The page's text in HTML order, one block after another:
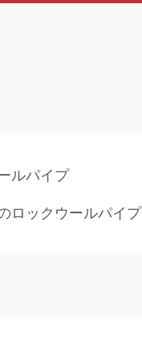
ルパイプ
ロックウールパイプ